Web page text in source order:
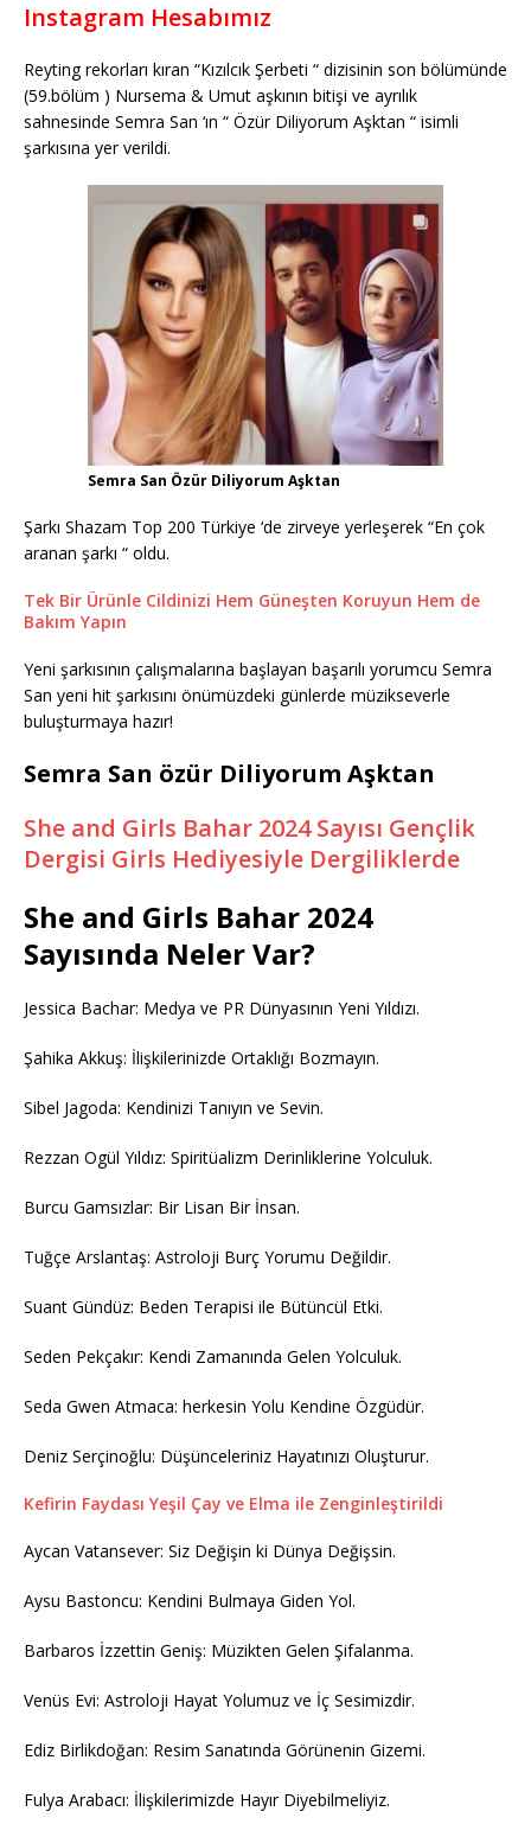
Instagram Hesabımız
Reyting rekorları kıran “Kızılcık Şerbeti “ dizisinin son bölümünde
(59.bölüm ) Nursema & Umut aşkının bitişi ve ayrılık
sahnesinde Semra San ‘ın “ Özür Diliyorum Aşktan “ isimli
şarkısına yer verildi.
Semra San Özür Diliyorum Aşktan
Şarkı Shazam Top 200 Türkiye ‘de zirveye yerleşerek “En çok
aranan şarkı “ oldu.
Tek Bir Ürünle Cildinizi Hem Güneşten Koruyun Hem de
Bakım Yapın
Yeni şarkısının çalışmalarına başlayan başarılı yorumcu Semra
San yeni hit şarkısını önümüzdeki günlerde müzikseverle
buluşturmaya hazır!
Semra San özür Diliyorum Aşktan
She and Girls Bahar 2024 Sayısı Gençlik
Dergisi Girls Hediyesiyle Dergiliklerde
She and Girls Bahar 2024
Sayısında Neler Var?
Jessica Bachar: Medya ve PR Dünyasının Yeni Yıldızı.
Şahika Akkuş: İlişkilerinizde Ortaklığı Bozmayın.
Sibel Jagoda: Kendinizi Tanıyın ve Sevin.
Rezzan Ogül Yıldız: Spiritüalizm Derinliklerine Yolculuk.
Burcu Gamsızlar: Bir Lisan Bir İnsan.
Tuğçe Arslantaş: Astroloji Burç Yorumu Değildir.
Suant Gündüz: Beden Terapisi ile Bütüncül Etki.
Seden Pekçakır: Kendi Zamanında Gelen Yolculuk.
Seda Gwen Atmaca: herkesin Yolu Kendine Özgüdür.
Deniz Serçinoğlu: Düşünceleriniz Hayatınızı Oluşturur.
Kefirin Faydası Yeşil Çay ve Elma ile Zenginleştirildi
Aycan Vatansever: Siz Değişin ki Dünya Değişsin.
Aysu Bastoncu: Kendini Bulmaya Giden Yol.
Barbaros İzzettin Geniş: Müzikten Gelen Şifalanma.
Venüs Evi: Astroloji Hayat Yolumuz ve İç Sesimizdir.
Ediz Birlikdoğan: Resim Sanatında Görünenin Gizemi.
Fulya Arabacı: İlişkilerimizde Hayır Diyebilmeliyiz.